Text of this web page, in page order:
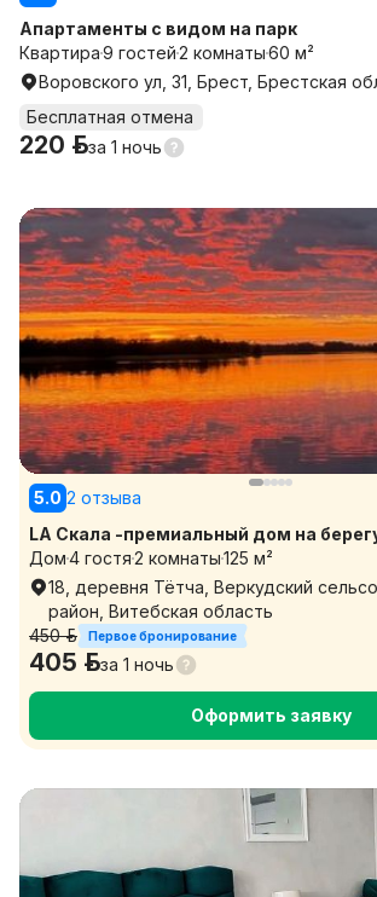
Апартаменты с видом на парк
Квартира9 гостей2 комнаты60 м²
Воровского ул, 31, Брест, Брестская
Бесплатная отмена
220 р.за 1 ночь
5.0 2 отзыва
LA Скала -премиальный дом на берегу озера
Паульское с видом на озеро
Дом4 гостя2 комнаты125 м²
18, деревня Тётча, Веркудский
район, Витебская область
450 р.
Первое бронирование
405 р.за 1 ночь
Оформить заявку